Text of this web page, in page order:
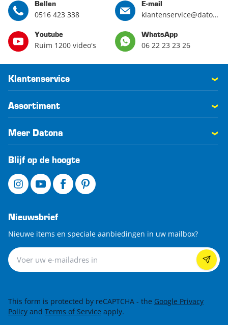
Bellen
0516 423 338
E-mail
klantenservice@datona.nl
Youtube
Ruim 1200 video's
WhatsApp
06 22 23 23 26
Klantenservice
Assortiment
Meer Datona
Blijf op de hoogte
Nieuwsbrief
Nieuwe items en speciale aanbiedingen in uw mailbox?
Nieuwsbrief
This form is protected by reCAPTCHA - the Google Privacy
Policy and Terms of Service apply.